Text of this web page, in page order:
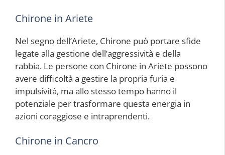
Chirone in Ariete
Nel segno dell’Ariete, Chirone può portare sfide
legate alla gestione dell’aggressività e della
rabbia. Le persone con Chirone in Ariete possono
avere difficoltà a gestire la propria furia e
impulsività, ma allo stesso tempo hanno il
potenziale per trasformare questa energia in
azioni coraggiose e intraprendenti.
Chirone in Cancro